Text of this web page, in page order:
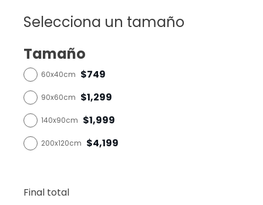
Selecciona un tamaño
Tamaño
60x40cm $749
90x60cm $1,299
140x90cm $1,999
200x120cm $4,199
Final total